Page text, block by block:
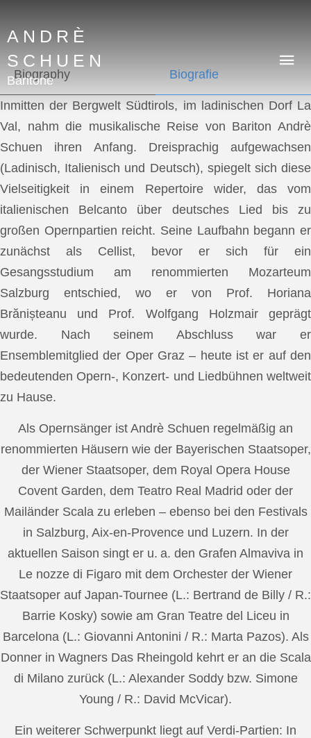
ANDRÈ
SCHUEN
Baritone
Biography Biografie
Inmitten der Bergwelt Südtirols, im ladinischen Dorf La
Val, nahm die musikalische Reise von Bariton Andrè
Schuen ihren Anfang. Dreisprachig aufgewachsen
(Ladinisch, Italienisch und Deutsch), spiegelt sich diese
Vielseitigkeit in einem Repertoire wider, das vom
italienischen Belcanto über deutsches Lied bis zu
großen Opernpartien reicht. Seine Laufbahn begann er
zunächst als Cellist, bevor er sich für ein
Gesangsstudium am renommierten Mozarteum
Salzburg entschied, wo er von Prof. Horiana
Brănișteanu und Prof. Wolfgang Holzmair geprägt
wurde. Nach seinem Abschluss war er
Ensemblemitglied der Oper Graz – heute ist er auf den
bedeutenden Opern-, Konzert- und Liedbühnen weltweit
zu Hause.
Als Opernsänger ist Andrè Schuen regelmäßig an
renommierten Häusern wie der Bayerischen Staatsoper,
der Wiener Staatsoper, dem Royal Opera House
Covent Garden, dem Teatro Real Madrid oder der
Mailänder Scala zu erleben – ebenso bei den Festivals
in Salzburg, Aix-en-Provence und Luzern. In der
aktuellen Saison singt er u. a. den Grafen Almaviva in
Le nozze di Figaro mit dem Orchester der Wiener
Staatsoper auf Japan-Tournee (L.: Bertrand de Billy / R.:
Barrie Kosky) sowie am Gran Teatre del Liceu in
Barcelona (L.: Giovanni Antonini / R.: Marta Pazos). Als
Donner in Wagners Das Rheingold kehrt er an die Scala
di Milano zurück (L.: Alexander Soddy bzw. Simone
Young / R.: David McVicar).
Ein weiterer Schwerpunkt liegt auf Verdi-Partien: In